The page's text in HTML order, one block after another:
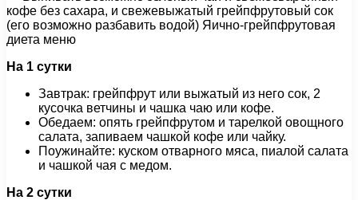
кофе без сахара, и свежевыжатый грейпфрутовый сок
(его возможно разбавить водой) Яично-грейпфрутовая
диета меню
На 1 сутки
Завтрак: грейпфрут или выжатый из него сок, 2
кусочка ветчины и чашка чаю или кофе.
Обедаем: опять грейпфрутом и тарелкой овощного
салата, запиваем чашкой кофе или чайку.
Поужинайте: куском отварного мяса, пиалой салата
и чашкой чая с медом.
На 2 сутки